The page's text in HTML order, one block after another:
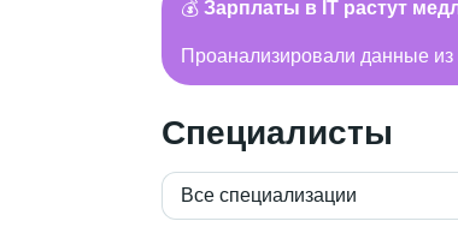
💰 Зарплаты в IT растут
Проанализировали данные из
Специалисты
Все специализации